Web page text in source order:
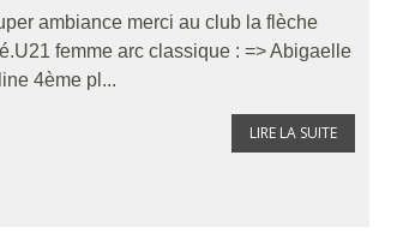
ambiance merci au club la flèche
femme arc classique : => Abigaelle
4ème pl...
LIRE LA SUITE